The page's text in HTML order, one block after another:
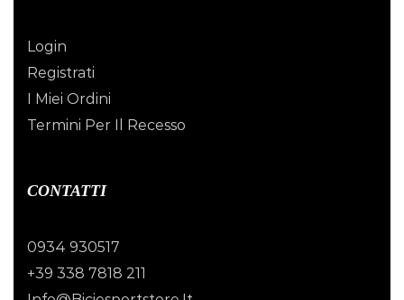
Login
Registrati
I Miei Ordini
Termini Per Il Recesso
CONTATTI
0934 930517
+39 338 7818 211